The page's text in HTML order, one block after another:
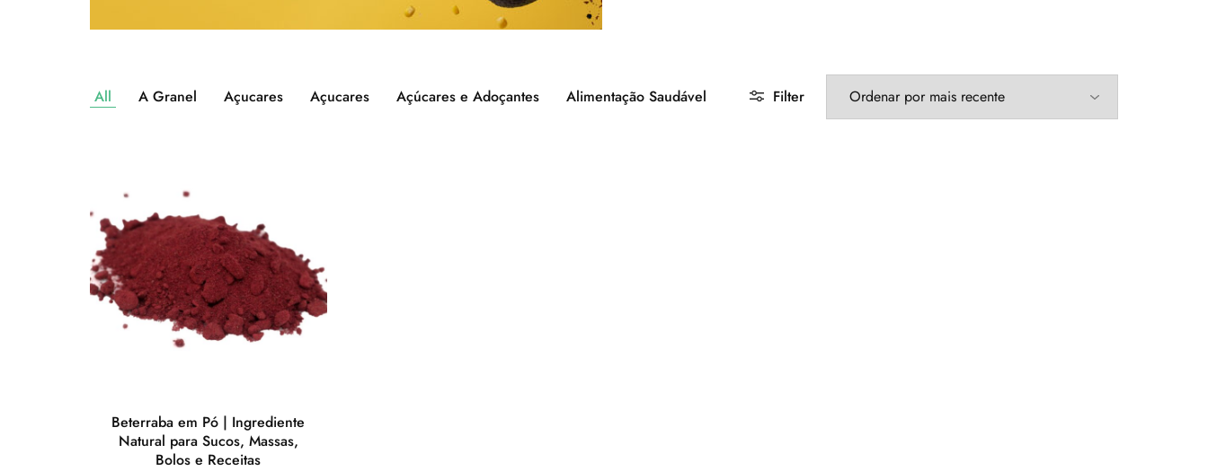
All A Granel Açucares Açucares Açúcares e Adoçantes Alimentação Saudável Filter
Beterraba em Pó | Ingrediente
Natural para Sucos, Massas,
Bolos e Receitas